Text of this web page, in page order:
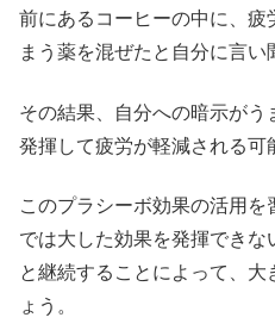
前にあるコーヒーの中に、疲
まう薬を混ぜたと自分に言い
その結果、自分への暗示が
発揮して疲労が軽減される可
このプラシーボ効果の活用
では大した効果を発揮でき
と継続することによって、
ょう。